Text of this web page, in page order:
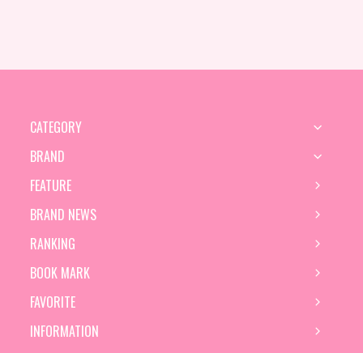
CATEGORY
BRAND
FEATURE
BRAND NEWS
RANKING
BOOK MARK
FAVORITE
INFORMATION